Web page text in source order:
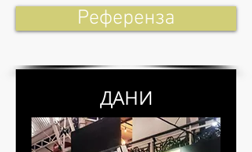
Референза
ДАНИ